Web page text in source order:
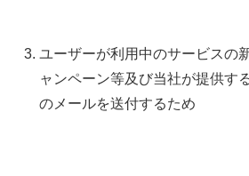
ユーザーが利用中のサービスの
ャンペーン等及び当社が提供す
のメールを送付するため